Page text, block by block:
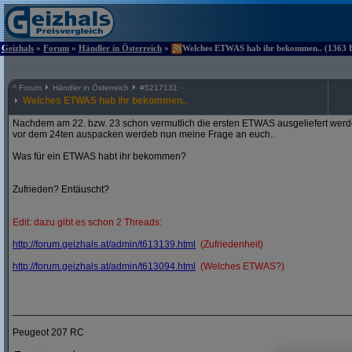
Geizhals » Forum » Händler in Österreich » Welches ETWAS hab ihr bekommen.. (1363
^ Forum Händler in Österreich #5217131
Welches ETWAS hab ihr bekommen..
Nachdem am 22. bzw. 23 schon vermutlich die ersten ETWAS ausgeliefert
vor dem 24ten auspacken werdeb nun meine Frage an euch..
Was für ein ETWAS habt ihr bekommen?
Zufrieden? Entäuscht?
Edit: dazu gibt es schon 2 Threads:
http://forum.geizhals.at/admin/t613139.html
(Zufriedenheit)
http://forum.geizhals.at/admin/t613094.html (Welches ETWAS?)
Peugeot 207 RC